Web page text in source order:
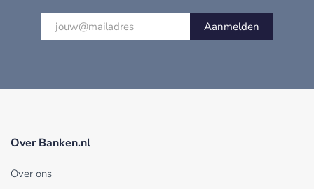
Aanmelden
Over Banken.nl
Over ons